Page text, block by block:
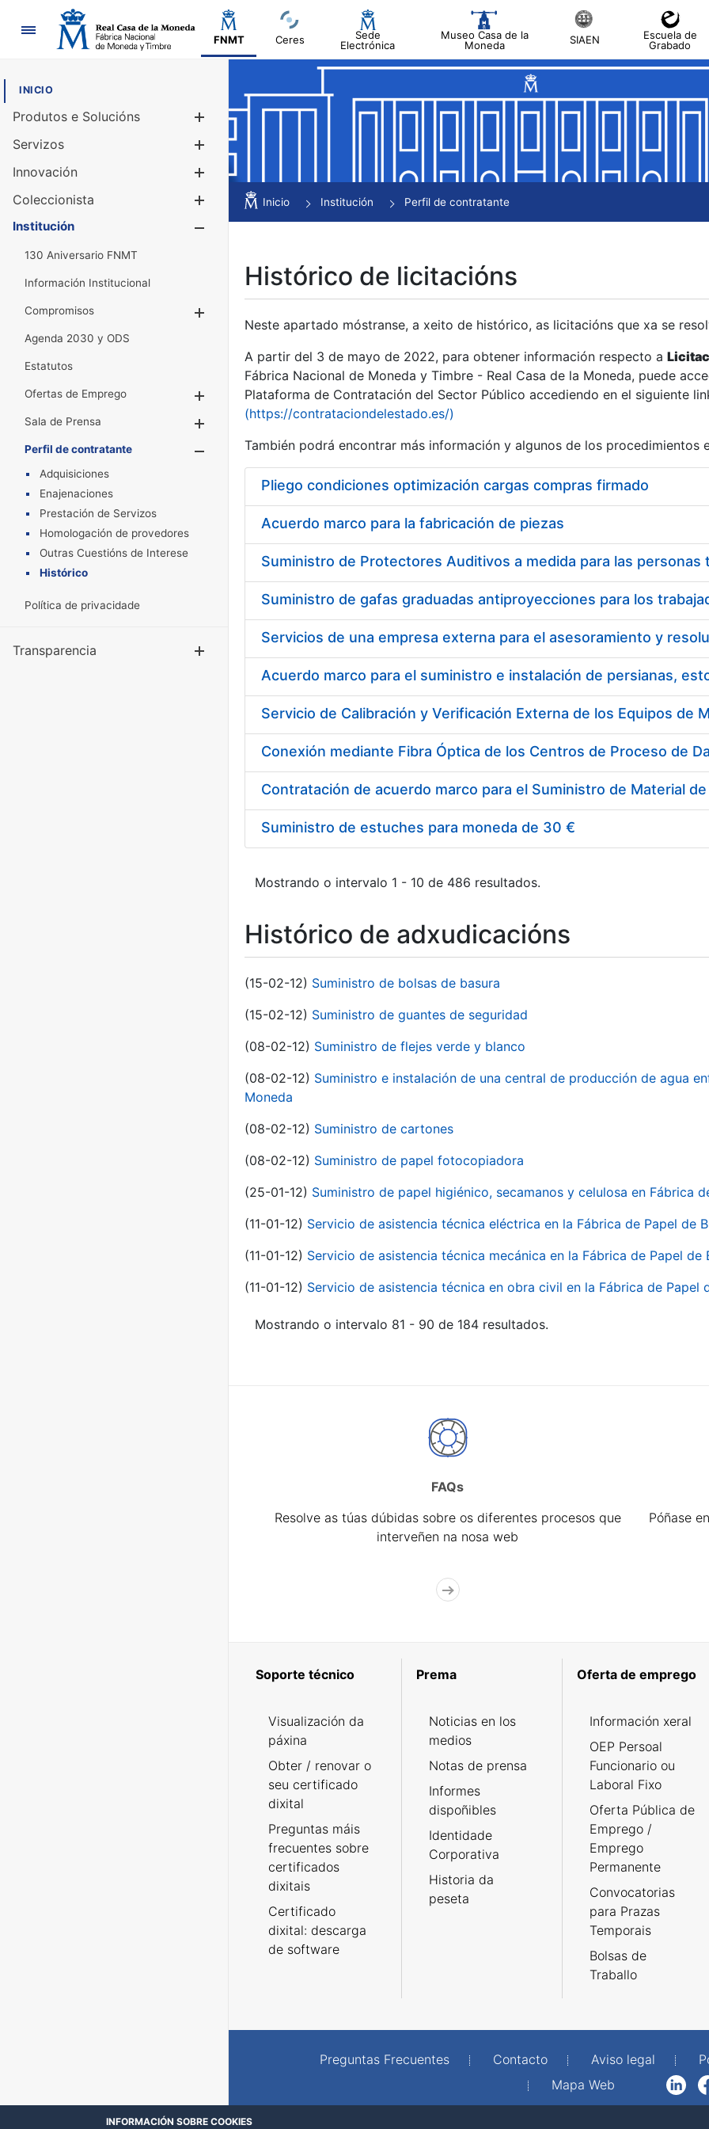
Navegación
FNMT Ceres
Sede
Electrónica
Museo Casa de la
Moneda
SIAEN
Escuela de
Grabado
INICIO
Produtos e Solucións
Mostrar/Ocultar
Servizos
Innovación
Coleccionista
Mostrar/Ocultar
Institución
130 Aniversario FNMT
Información Institucional
Compromisos
Agenda 2030 y ODS
Estatutos
Ofertas de Emprego
Mostrar/Ocultar
Sala de Prensa
Mostrar/Ocultar
Perfil de contratante
Mostrar/Ocultar
Adquisiciones
Enajenaciones
Prestación de Servizos
Homologación de provedores
Outras Cuestións de Interese
Histórico
Política de privacidade
Transparencia
Inicio Institución Perfil de contratante
Histórico de licitacións
Neste apartado móstranse, a xeito de histórico, as licitacións que xa se
A partir del 3 de mayo de 2022, para obtener información respecto a
Fábrica Nacional de Moneda y Timbre - Real Casa de la Moneda, puede
Plataforma de Contratación del Sector Público accediendo en el siguiente
(https://contrataciondelestado.es/)
También podrá encontrar más información y algunos de los procedimientos
Pliego condiciones optimización cargas compras firmado
Acuerdo marco para la fabricación de piezas
Acuerdo marco para el suministro e instalación de persianas,
Suministro de estuches para moneda de 30 €
Mostrando o intervalo 1 - 10 de 486 resultados.
Histórico de adxudicacións
(15-02-12) Suministro de bolsas de basura
(15-02-12) Suministro de guantes de seguridad
(08-02-12) Suministro de flejes verde y blanco
(08-02-12) Suministro e instalación de una central de producción de agua
Moneda
(08-02-12) Suministro de cartones
(08-02-12) Suministro de papel fotocopiadora
(25-01-12) Suministro de papel higiénico, secamanos y celulosa en Fábrica
(11-01-12) Servicio de asistencia técnica eléctrica en la Fábrica de Papel de
(11-01-12) Servicio de asistencia técnica mecánica en la Fábrica de Papel de
(11-01-12) Servicio de asistencia técnica en obra civil en la Fábrica de Papel
Mostrando o intervalo 81 - 90 de 184 resultados.
FAQs
Resolve as túas dúbidas sobre os diferentes procesos que
interveñen na nosa web
Póñase
Soporte técnico
Visualización da
páxina
Obter / renovar o
seu certificado
dixital
Preguntas máis
frecuentes sobre
certificados
dixitais
Certificado
dixital: descarga
de software
Prema
Noticias en los
medios
Notas de prensa
Informes
dispoñibles
Identidade
Corporativa
Historia da
peseta
Oferta de emprego
Información xeral
OEP Persoal
Funcionario ou
Laboral Fixo
Oferta Pública de
Emprego /
Emprego
Permanente
Convocatorias
para Prazas
Temporais
Bolsas de
Traballo
Preguntas Frecuentes Contacto Aviso legal
Mapa Web
LinkedInFacebook
INFORMACIÓN SOBRE COOKIES